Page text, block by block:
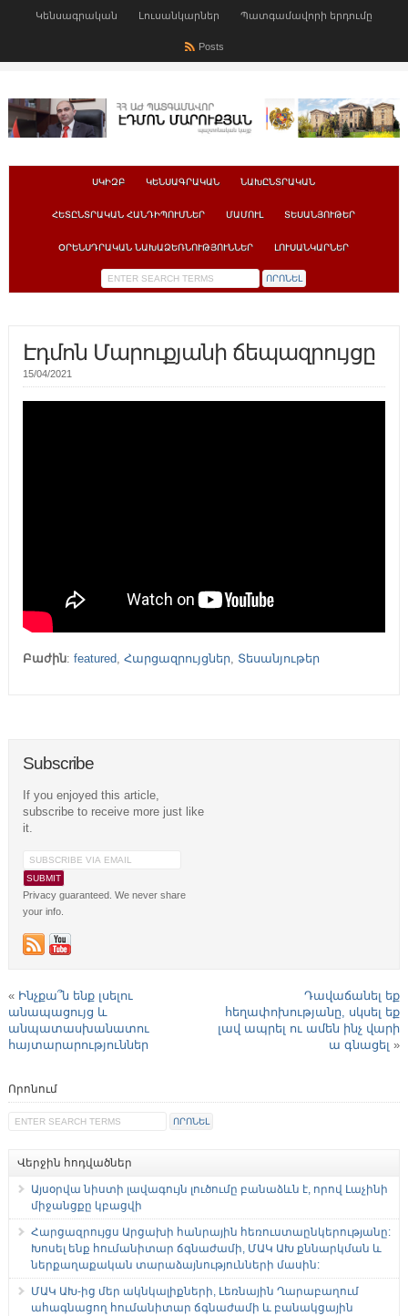
Կենսագրական Լուսանկարներ Պատգամավորի երդումը
Posts
ՍԿԻԶԲ ԿԵՆՍԱԳՐԱԿԱՆ ՆԱԽԸՆՏՐԱԿԱՆ
ՀԵՏԸՆՏՐԱԿԱՆ ՀԱՆԴԻՊՈՒՄՆԵՐ ՄԱՄՈՒԼ ՏԵՍԱՆՅՈՒԹԵՐ
ՕՐԵՆՍԴՐԱԿԱՆ ՆԱԽԱՁԵՌՆՈՒԹՅՈՒՆՆԵՐ ԼՈՒՍԱՆԿԱՐՆԵՐ
Էդմոն Մարուքյանի ճեպազրույցը
15/04/2021
Բաժին: featured, Հարցազրույցներ, Տեսանյութեր
Subscribe
If you enjoyed this article,
subscribe to receive more just like
it.
Privacy guaranteed. We never share
your info.
« Ինչքա՞ն ենք լսելու
անապացույց և
անպատասխանատու
հայտարարություններ
Դավաճանել եք
հեղափոխությանը, սկսել եք
լավ ապրել ու ամեն ինչ վարի
ա գնացել »
Որոնում
Վերջին հոդվածներ
Այսօրվա նիստի լավագույն լուծումը բանաձևն է, որով Լաչինի
միջանցքը կբացվի
Հարցազրույցս Արցախի հանրային հեռուստաընկերությանը:
Խոսել ենք հումանիտար ճգնաժամի, ՄԱԿ ԱԽ քննարկման և
ներքաղաքական տարաձայնությունների մասին:
ՄԱԿ ԱԽ-ից մեր ակնկալիքների, Լեռնային Ղարաբաղում
ահագնացող հումանիտար ճգնաժամի և բանակցային